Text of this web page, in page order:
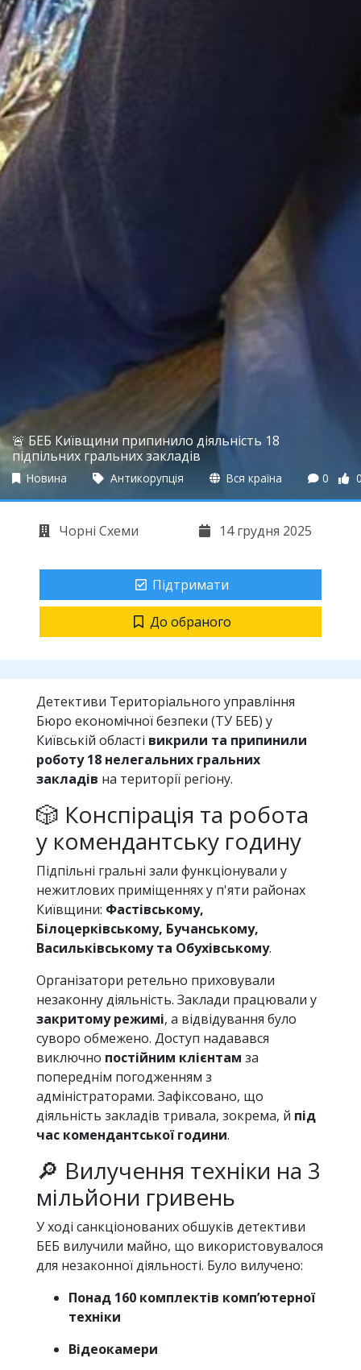
🚨 БЕБ Київщини припинило діяльність 18
підпільних гральних закладів
Новина Антикорупція Вся країна 0
Чорні Схеми 14 грудня 2025
Підтримати
До обраного
Детективи Територіального управління
Бюро економічної безпеки (ТУ БЕБ) у
Київській області викрили та припинили
роботу 18 нелегальних гральних
закладів на території регіону.
🎲 Конспірація та робота
у комендантську годину
Підпільні гральні зали функціонували у
нежитлових приміщеннях у п'яти районах
Київщини: Фастівському,
Білоцерківському, Бучанському,
Васильківському та Обухівському.
Організатори ретельно приховували
незаконну діяльність. Заклади працювали у
закритому режимі, а відвідування було
суворо обмежено. Доступ надавався
виключно постійним клієнтам за
попереднім погодженням з
адміністраторами. Зафіксовано, що
діяльність закладів тривала, зокрема, й під
час комендантської години.
🔎 Вилучення техніки на 3
мільйони гривень
У ході санкціонованих обшуків детективи
БЕБ вилучили майно, що використовувалося
для незаконної діяльності. Було вилучено:
Понад 160 комплектів комп’ютерної
техніки
Відеокамери